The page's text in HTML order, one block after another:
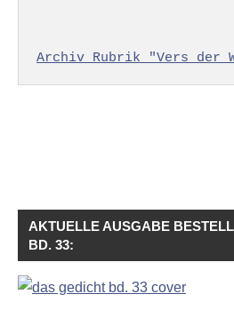
Archiv Rubrik "Vers der
AKTUELLE AUSGABE
BD. 33: